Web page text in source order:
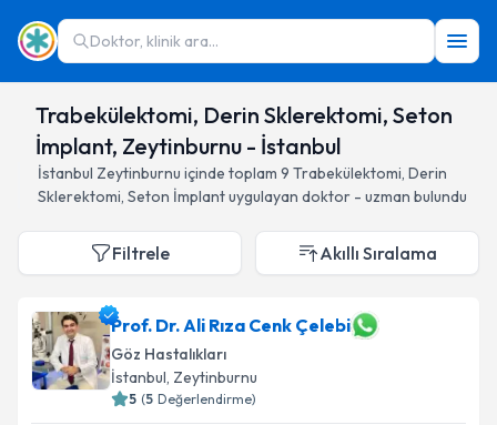
Doktor, klinik ara...
Trabekülektomi, Derin Sklerektomi, Seton
İmplant, Zeytinburnu - İstanbul
İstanbul Zeytinburnu içinde toplam 9 Trabekülektomi, Derin
Sklerektomi, Seton İmplantuygulayan doktor - uzman bulundu
Filtrele Akıllı Sıralama
Prof. Dr. Ali Rıza Cenk Çelebi
Göz Hastalıkları
İstanbul, Zeytinburnu
5 (5 Değerlendirme)